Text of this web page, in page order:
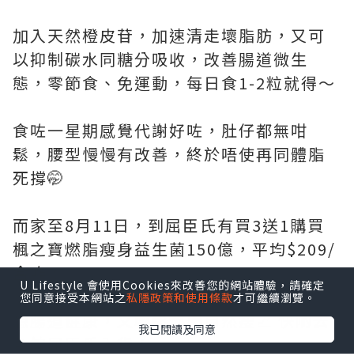
加入天然橙皮苷，加速清走壞脂肪，又可
以抑制碳水同糖分吸收，改善腸道微生
態，零節食、免運動，每日食1-2粒就得～
食咗一星期感覺代謝好咗，肚仔都無咁
鬆，腰型慢慢有改善，終於唔使再同體脂
死撐🤭
而家至8月11日，到屈臣氏有買3送1購買
楓之寶燃脂瘦身益生菌150億，平均$209/
盒咋！
想腸道健康，又輕鬆燃脂自然瘦📈 快啲去
全線屈臣氏入貨！
U Lifestyle 會使用Cookies來改善您的網站體驗，請確定
您同意接受本網站之私隱政策和使用條款才可繼續瀏覽。
我已閱讀及同意